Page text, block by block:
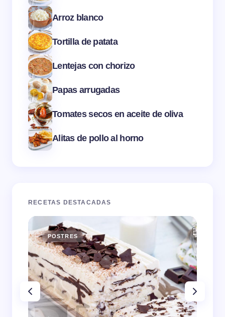
Arroz blanco
Tortilla de patata
Lentejas con chorizo
Papas arrugadas
Tomates secos en aceite de oliva
Alitas de pollo al horno
RECETAS DESTACADAS
POSTRES